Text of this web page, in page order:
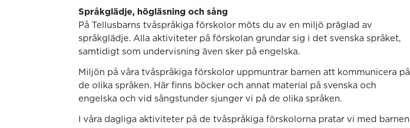
Språkglädje, högläsning och sång
På Tellusbarns tvåspråkiga förskolor möts du av en miljö präglad av
språkglädje. Alla aktiviteter på förskolan grundar sig i det svenska språket,
samtidigt som undervisning även sker på engelska.
Miljön på våra tvåspråkiga förskolor uppmuntrar barnen att kommunicera på
de olika språken. Här finns böcker och annat material på svenska och
engelska och vid sångstunder sjunger vi på de olika språken.
I våra dagliga aktiviteter på de tvåspråkiga förskolorna pratar vi med barnen